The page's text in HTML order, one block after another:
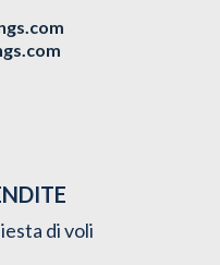
di voli